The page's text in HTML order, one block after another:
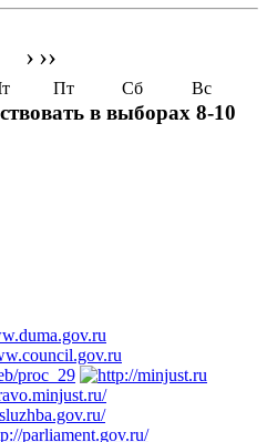
› ››
Пт Сб Вс
в выборах 8-10